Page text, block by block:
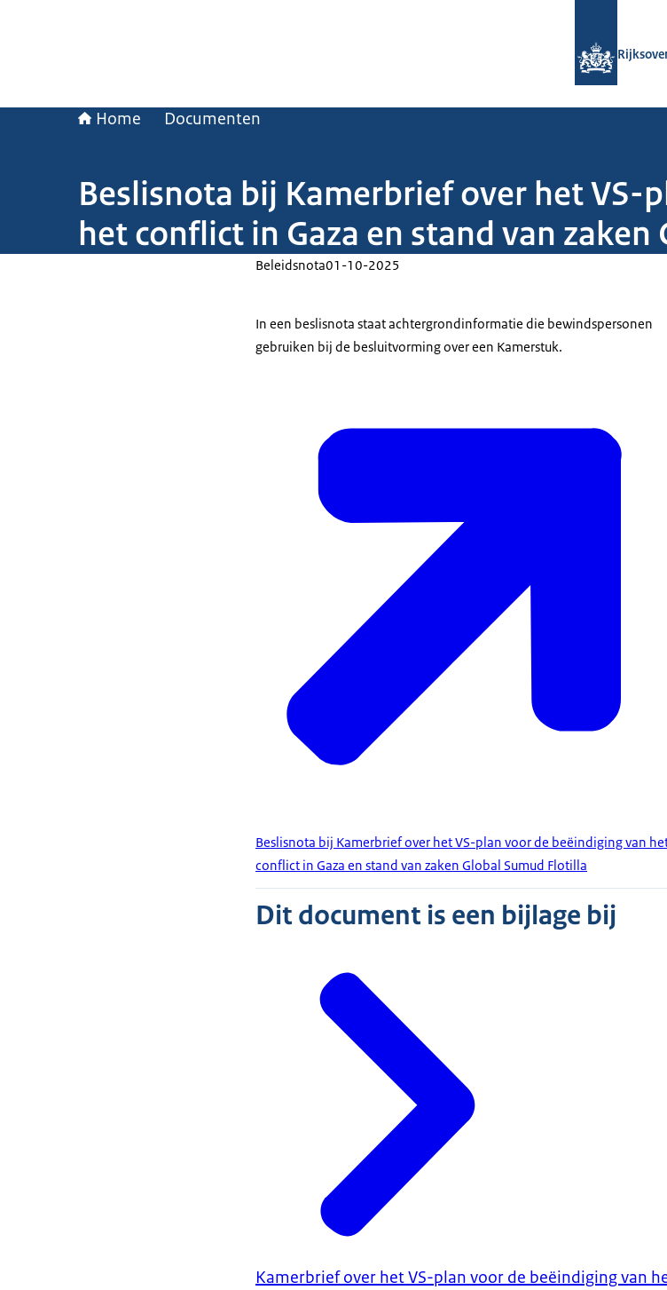
Home Documenten
Beslisnota bij Kamerbrief over het VS-
het conflict in Gaza en stand van
Beleidsnota01-10-2025
In een beslisnota staat achtergrondinformatie die bewindspersonen
gebruiken bij de besluitvorming over een Kamerstuk.
Beslisnota bij Kamerbrief over het VS-plan voor de beëindiging van
conflict in Gaza en stand van zaken Global Sumud Flotilla
Dit document is een bijlage bij
Kamerbrief over het VS-plan voor de beëindiging van